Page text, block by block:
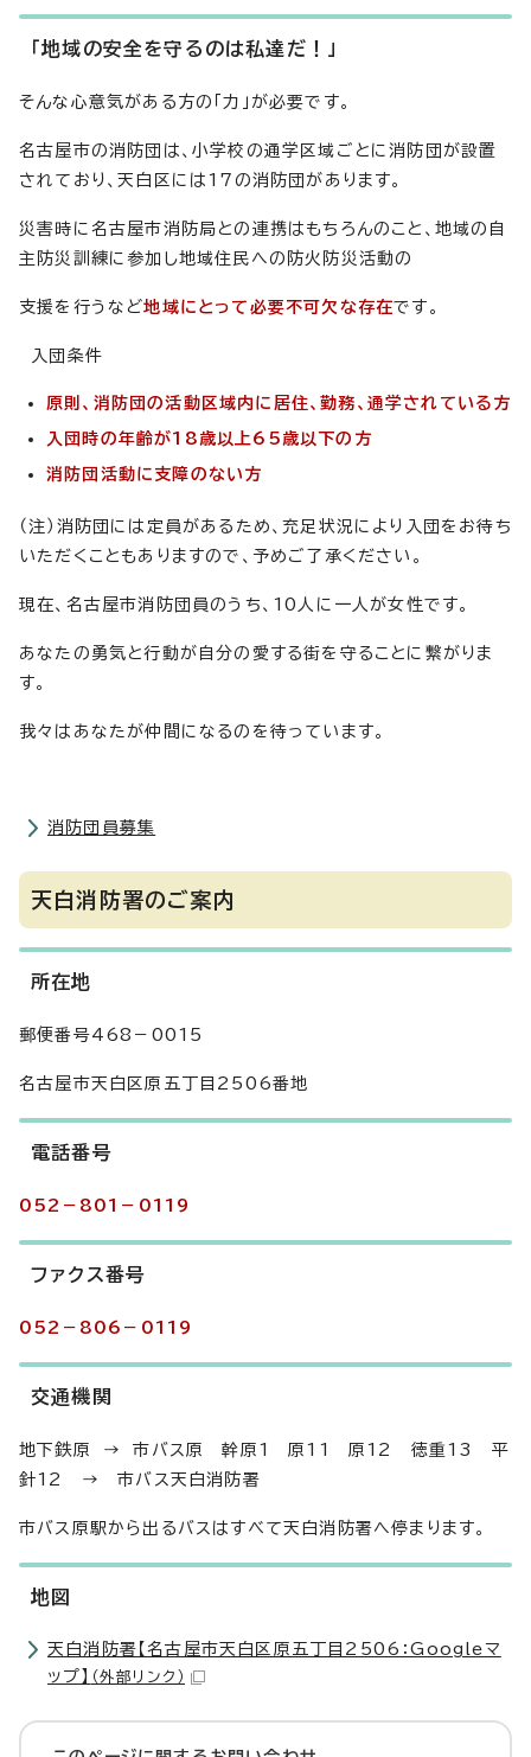
「地域の安全を守るのは私達だ！」
そんな心意気がある方の「力」が必要です。
名古屋市の消防団は、小学校の通学区域ごとに消防団が設置
されており、天白区には17の消防団があります。
災害時に名古屋市消防局との連携はもちろんのこと、地域の自
主防災訓練に参加し地域住民への防火防災活動の
支援を行うなど地域にとって必要不可欠な存在です。
入団条件
原則、消防団の活動区域内に居住、勤務、通学されている方
入団時の年齢が18歳以上65歳以下の方
消防団活動に支障のない方
（注）消防団には定員があるため、充足状況により入団をお待ち
いただくこともありますので、予めご了承ください。
現在、名古屋市消防団員のうち、10人に一人が女性です。
あなたの勇気と行動が自分の愛する街を守ることに繋がりま
す。
我々はあなたが仲間になるのを待っています。
消防団員募集
天白消防署のご案内
所在地
郵便番号468－0015
名古屋市天白区原五丁目2506番地
電話番号
052－801－0119
ファクス番号
052－806－0119
交通機関
地下鉄原 → 市バス原 幹原1 原11 原12 徳重13 平
針12 → 市バス天白消防署
市バス原駅から出るバスはすべて天白消防署へ停まります。
地図
天白消防署【名古屋市天白区原五丁目2506：Googleマ
ップ】 （外部リンク）